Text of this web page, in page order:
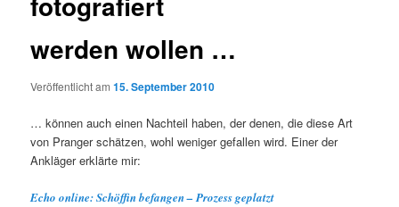
werden wollen …
Veröffentlicht am15. September 2010
… können auch einen Nachteil haben, der denen, die diese Art
von Pranger schätzen, wohl weniger gefallen wird. Einer der
Ankläger erklärte mir:
Echo online: Schöffin befangen – Prozess geplatzt